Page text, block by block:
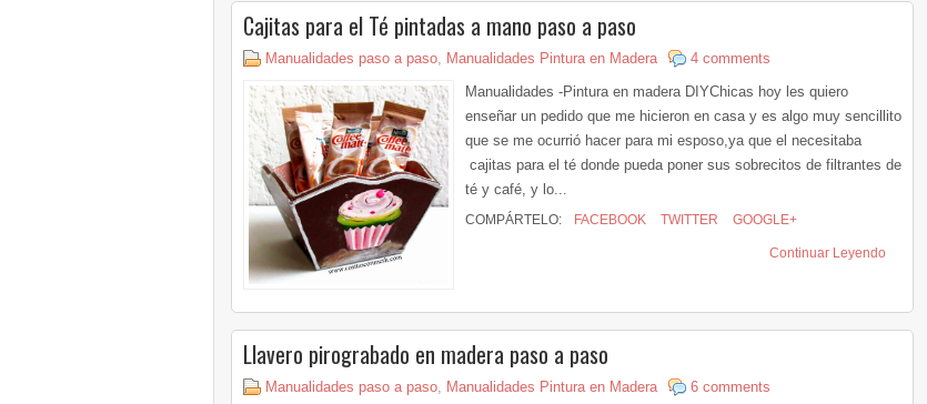
Cajitas para el Té pintadas a mano paso a paso
Manualidades paso a paso, Manualidades Pintura en Madera
4 comments
Manualidades -Pintura en madera DIYChicas hoy les quiero
enseñar un pedido que me hicieron en casa y es algo muy sencillito
que se me ocurrió hacer para mi esposo,ya que el necesitaba
cajitas para el té donde pueda poner sus sobrecitos de filtrantes de
té y café, y lo...
COMPÁRTELO: FACEBOOK TWITTER GOOGLE+
Continuar Leyendo
Llavero pirograbado en madera paso a paso
Manualidades paso a paso Manualidades Pintura en Madera
6 comments